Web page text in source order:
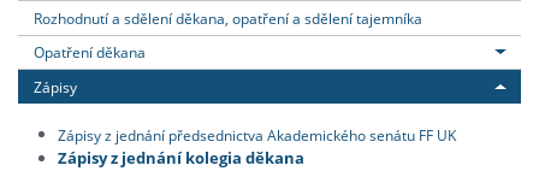
Rozhodnutí a sdělení děkana, opatření a sdělení tajemníka
Opatření děkana
Zápisy
Zápisy z jednání předsednictva Akademického senátu FF UK
Zápisy z jednání kolegia děkana